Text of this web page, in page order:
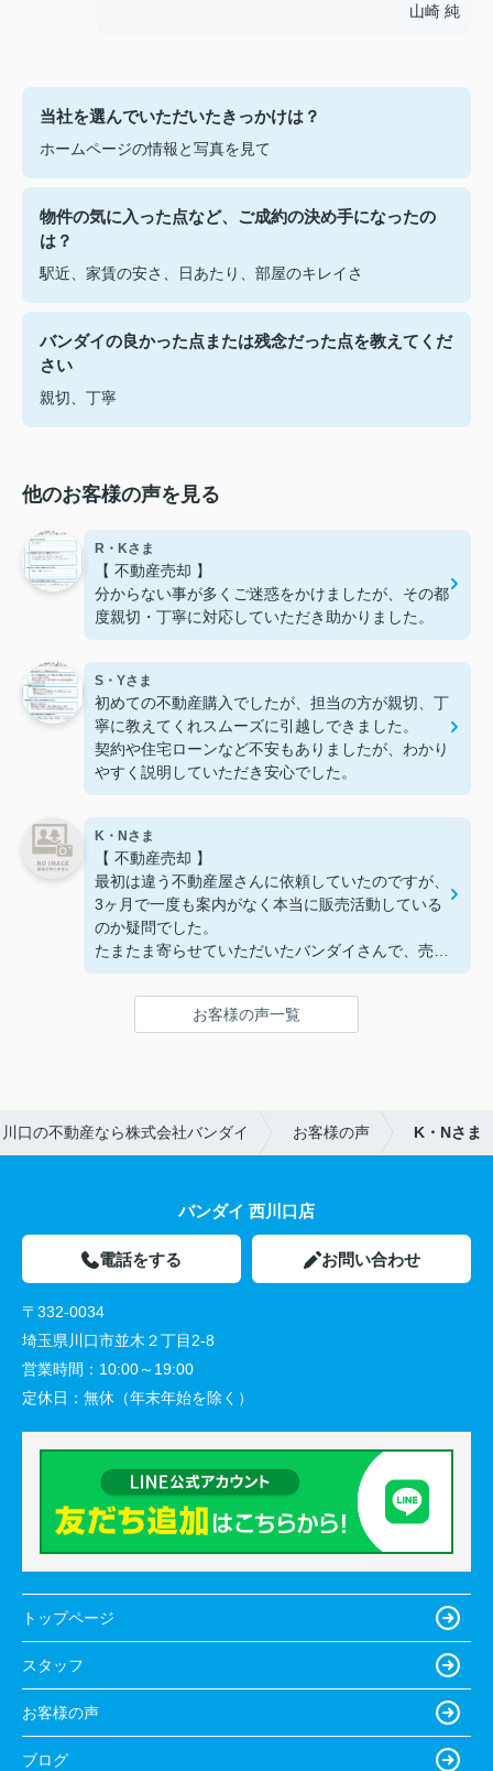
山崎 純
当社を選んでいただいたきっかけは？
ホームページの情報と写真を見て
物件の気に入った点など、ご成約の決め手になったの
は？
駅近、家賃の安さ、日あたり、部屋のキレイさ
バンダイの良かった点または残念だった点を教えてくだ
さい
親切、丁寧
他のお客様の声を見る
R・Kさま
【 不動産売却 】
分からない事が多くご迷惑をかけましたが、その都
度親切・丁寧に対応していただき助かりました。
S・Yさま
初めての不動産購入でしたが、担当の方が親切、丁
寧に教えてくれスムーズに引越しできました。
契約や住宅ローンなど不安もありましたが、わかり
やすく説明していただき安心でした。
K・Nさま
【 不動産売却 】
最初は違う不動産屋さんに依頼していたのですが、
3ヶ月で一度も案内がなく本当に販売活動している
のか疑問でした。
たまたま寄らせていただいたバンダイさんで、売却
価格と相場にかなり開きがあると教わりました。
販売価格は下がりましたが、それでも希望範囲内で
最初にお願いした不動産屋さんでは「この価格で売
れます。うちに任せてください！」と3ヶ月その不
く終わってしまった。
ほんと価格が重要だという事を教えていただきまし
た。
教えていただき誠にありがとうございました。
またご縁がございましたらよろしくお願いいたしま
す。
お客様の声一覧
口の不動産なら株式会社バンダイ お客様の声 K・Nさま
バンダイ 西川口店
電話をする お問い合わせ
〒332-0034
埼玉県川口市並木２丁目2-8
営業時間： 10:00～19:00
定休日： 無休（年末年始を除く）
トップページ
スタッフ
お客様の声
ブログ